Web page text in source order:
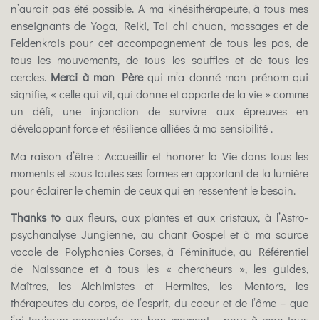
n’aurait pas été possible. A ma kinésithérapeute, à tous mes
enseignants de Yoga, Reiki, Tai chi chuan, massages et de
Feldenkrais pour cet accompagnement de tous les pas, de
tous les mouvements, de tous les souffles et de tous les
cercles. Merci à mon Pèrequi m’a donné mon prénom qui
signifie, « celle qui vit, qui donne et apporte de la vie » comme
un défi, une injonction de survivre aux épreuves en
développant force et résilience alliées à ma sensibilité .
Ma raison d’être : Accueillir et honorer la Vie dans tous les
moments et sous toutes ses formes en apportant de la lumière
pour éclairer le chemin de ceux qui en ressentent le besoin.
Thanks toaux fleurs, aux plantes et aux cristaux, à l’Astro-
psychanalyse Jungienne, au chant Gospel et à ma source
vocale de Polyphonies Corses, à Féminitude, au Référentiel
de Naissance et à tous les « chercheurs », les guides,
Maîtres, les Alchimistes et Hermites, les Mentors, les
thérapeutes du corps, de l’esprit, du coeur et de l’âme – que